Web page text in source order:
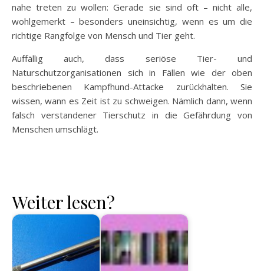
nahe treten zu wollen: Gerade sie sind oft – nicht alle,
wohlgemerkt – besonders uneinsichtig, wenn es um die
richtige Rangfolge von Mensch und Tier geht.
Auffällig auch, dass seriöse Tier- und
Naturschutzorganisationen sich in Fällen wie der oben
beschriebenen Kampfhund-Attacke zurückhalten. Sie
wissen, wann es Zeit ist zu schweigen. Nämlich dann, wenn
falsch verstandener Tierschutz in die Gefährdung von
Menschen umschlägt.
Weiter lesen?